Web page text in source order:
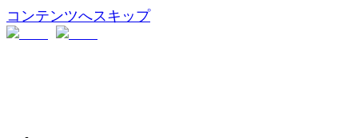
コンテンツへスキップ